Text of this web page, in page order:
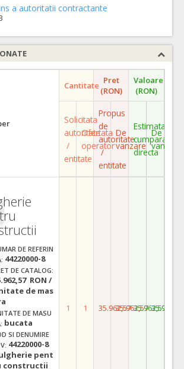
a autoritatii contractante
Cantitate Pret
(RON)
Valoare
(RON)
Solicitata
autoritate
/
entitate
Ofertata
operator
Propus
de
autoritate
/
entitate
De
vanzare
Estimata
cumparare
directa
De
vanzare
DE REFERIN
44220000-8
DE CATALOG:
RON /
de mas
DE MASU
bucata
SI DENUMIRE
44220000-8
pent
constructii
1 1 35.962,5735.962,5735.962,57